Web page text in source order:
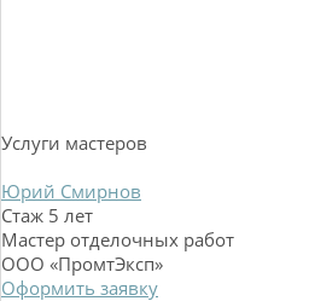
Услуги мастеров
Юрий Смирнов
Стаж 5 лет
Мастер отделочных работ
ООО «ПромтЭксп»
Оформить заявку